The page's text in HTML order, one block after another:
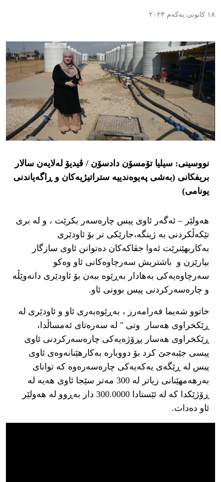
١٨ کانونی یەکەم ٢٠٢٣
نووسینی: سیلیا تۆمسۆن دادسۆن / ڤیدیۆ لەلایەن سالار
بریفکانی (بەشی پەیوەندییە ستراتیژیەکان و ڕاگەیاندنی
یونامی)
هەولێر – ئەگەر ئاوی پیس چارەسەر بکرێت ، و لە بری
تێکەڵکردنی بە ژینگە،جارێکی تر بۆ ئاودێری
بەکاربهێنرێت ئەوا جڤاکەکان دەتوانن ئاوی سازگار
بپارێزن و باشتریش سەرچاوەکانی ئاو وەکو
سەرچاوەیەکی بەهادار بەڕێوە ببەن بۆ ئاودێری دانەوێڵە
و چارەسەرکردنی پیس بوونی ئاو.
خاتوو شەیما فەرامەرز ، بەڕێوەبەری ئاو و ئاودێری لە
ڕێکخراوی هەسار وتی " لە سەرەتای ئەمساڵدا،
ڕێکخراوی هەسار پڕۆژەیەکی چارەسەرکردنی ئاوی
پیسی جێبەجێ کرد بۆ دووبارە بەکارهێنانەوەی ئاوی
پیس لە ڕێگەی یەکەیەکی چارەسەرەوە کە توانای
بەرهەمهێنانی زیاتر لە 300 مەتر سێجا ئاوی هەیە لە
ڕۆژێکدا کە لە ئێستادا 300.0000 دار بەڕوو لە هەولێر
ئاو دەدات.